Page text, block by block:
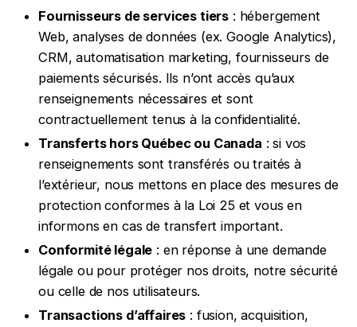
Fournisseurs de services tiers : hébergement
Web, analyses de données (ex. Google Analytics),
CRM, automatisation marketing, fournisseurs de
paiements sécurisés. Ils n’ont accès qu’aux
renseignements nécessaires et sont
contractuellement tenus à la confidentialité.
Transferts hors Québec ou Canada : si vos
renseignements sont transférés ou traités à
l’extérieur, nous mettons en place des mesures de
protection conformes à la Loi 25 et vous en
informons en cas de transfert important.
Conformité légale : en réponse à une demande
légale ou pour protéger nos droits, notre sécurité
ou celle de nos utilisateurs.
Transactions d’affaires : fusion, acquisition,